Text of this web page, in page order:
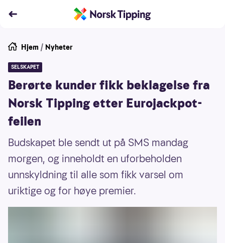
Hjem / Nyheter
SELSKAPET
Berørte kunder fikk beklagelse fra
Norsk Tipping etter Eurojackpot-
feilen
Budskapet ble sendt ut på SMS mandag
morgen, og inneholdt en uforbeholden
unnskyldning til alle som fikk varsel om
uriktige og for høye premier.